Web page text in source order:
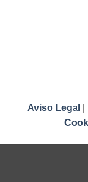
Aviso Legal